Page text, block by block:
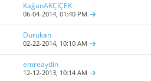
KağanAKÇİÇEK
06-04-2014,01:40 PM
Durukan
02-22-2014, 10:10 AM
emreaydin
12-12-2013, 10:14 AM